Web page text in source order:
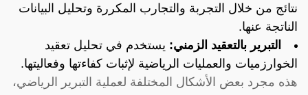
نتائج من خلال التجربة والتجارب المكررة وتحليل البيانات
الناتجة عنها.
التبرير بالتعقيد الزمني: يستخدم في تحليل تعقيد
الخوارزميات والعمليات الرياضية لإثبات كفاءتها وفعاليتها.
هذه مجرد بعض الأشكال المختلفة لعملية التبرير الرياضي،